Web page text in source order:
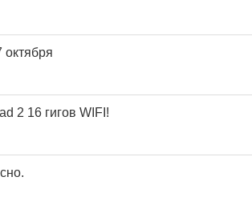
октября
2 16 гигов WIFI!